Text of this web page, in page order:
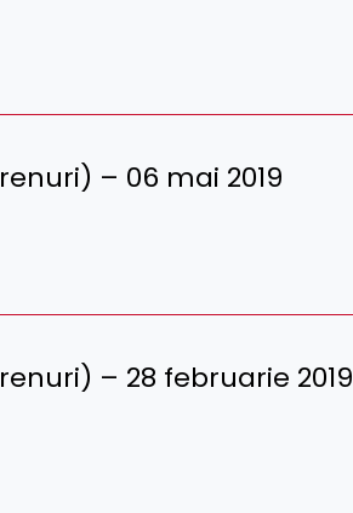
– 06 mai 2019
– 28 februarie 2019